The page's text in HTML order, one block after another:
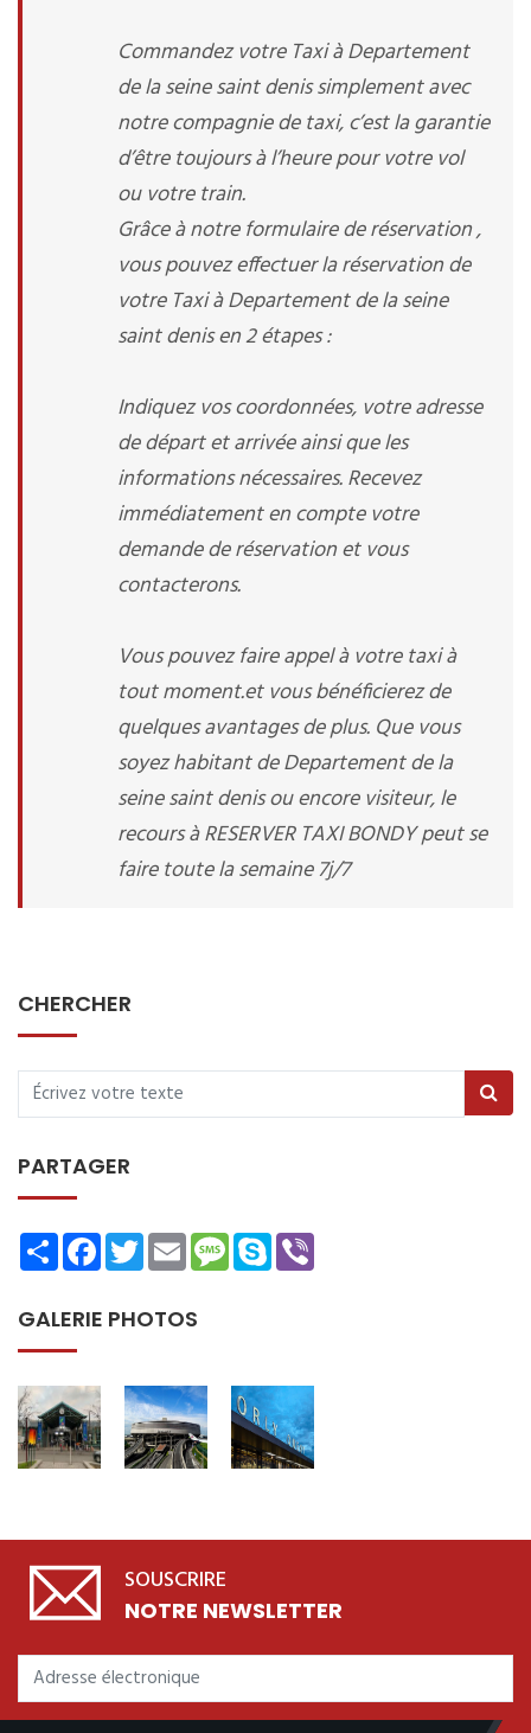
Commandez votre Taxi à Departement
de la seine saint denis simplement avec
notre compagnie de taxi, c’est la garantie
d’être toujours à l’heure pour votre vol
ou votre train.
Grâce à notre formulaire de réservation ,
vous pouvez effectuer la réservation de
votre Taxi à Departement de la seine
saint denis en 2 étapes :
Indiquez vos coordonnées, votre adresse
de départ et arrivée ainsi que les
informations nécessaires. Recevez
immédiatement en compte votre
demande de réservation et vous
contacterons.
Vous pouvez faire appel à votre taxi à
tout moment.et vous bénéficierez de
quelques avantages de plus. Que vous
soyez habitant de Departement de la
seine saint denis ou encore visiteur, le
recours à RESERVER TAXI BONDY peut se
faire toute la semaine 7j/7
CHERCHER
PARTAGER
ShareFacebookTwitterEmailMessage
Skype
GALERIE PHOTOS
SOUSCRIRE
NOTRE NEWSLETTER